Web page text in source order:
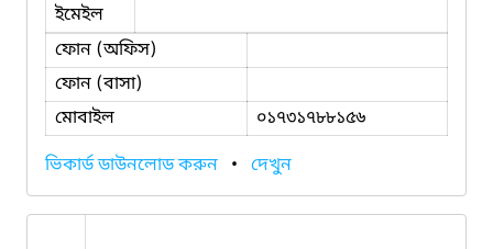
ইমেইল
ফোন (অফিস)
ফোন (বাসা)
মোবাইল
০১৭৩১৭৮৮১৫৬
ভিকার্ড ডাউনলোড করুন • দেখুন